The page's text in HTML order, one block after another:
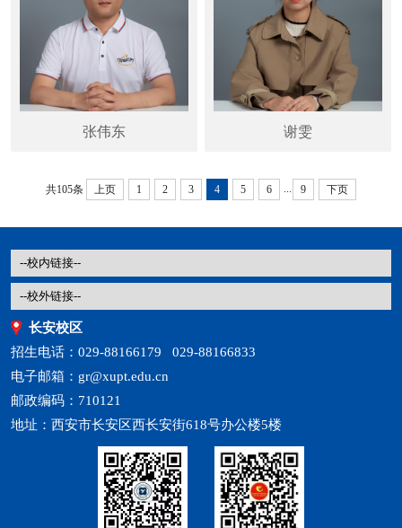
张伟东 谢雯
共105条 上页 1 2 3 4 5 6 ... 9 下页
长安校区
招生电话：029-88166179 029-88166833
电子邮箱：gr@xupt.edu.cn
邮政编码：710121
地址：西安市长安区西长安街618号办公楼5楼